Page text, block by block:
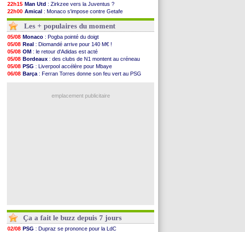
22h15 Man Utd : Zirkzee vers la Juventus ?
22h00 Amical : Monaco s'impose contre Getafe
21h48 Nantes: Der Zakarian et sa relation avec Kita
21h39
OM: le club prêt à libérer Kondogbia ?
21h26 Monaco: le message touchant d'Akliouche
21h05
FIFA: Tebas en remet une couche
20h47
FIFA : l'UEFA maintient la pression
20h30
PSG: Tebas encense Luis Enrique
20h18
Real: Vinicius jusqu'en 2032 (officiel)
20h04
Lyon: Mangala va rejoindre Getafe
19h47
OM: une offre refusée pour Aguerd
: Akliouche a signé (officiel)
Les + populaires du moment
05/08 Monaco : Pogba pointé du doigt
05/08 Real : Diomandé arrive pour 140 M€ !
05/08 OM : le retour d'Adidas est acté
05/08 Bordeaux : des clubs de N1 montent au créneau
05/08 PSG : Liverpool accélère pour Mbaye
06/08 Barça : Ferran Torres donne son feu vert au PSG
emplacement publicitaire
Ça a fait le buzz depuis 7 jours
02/08 PSG : Dupraz se prononce pour la LdC